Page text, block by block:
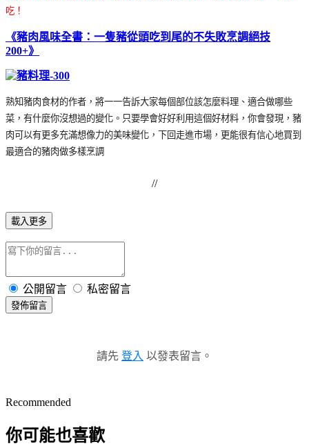
吃！
《豬肉風味全書：一隻豬從頭吃到尾的不失敗烹調絕技
200+》
熟知豬肉食材的作者，將一一告訴大家每個部位該怎麼料理、適合做哪些
菜，有什麼你沒想過的變化。只要學會好好利用這個好材料，你會發現，豬
肉可以有更多充滿想像力的美味變化，下回走進市場，更能很有信心地買到
最適合的豬肉做多樣烹調
//
載入更多
公開留言 私密留言
發佈留言
請先 登入 以發表留言。
Recommended
你可能也喜歡